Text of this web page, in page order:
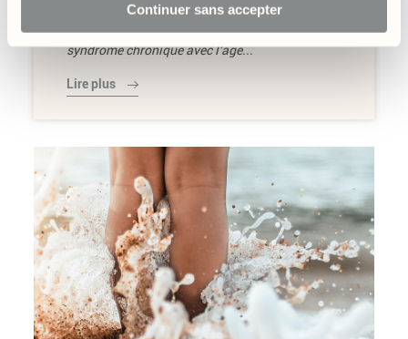
modifier votre choix et retirer votre consentement.
Continuer sans accepter
Picotements, fourmillements, tiraillements ?
Sans le savoir, peut-être souffrez-vous d'un
syndrome chronique avec l'âge...
Lire plus